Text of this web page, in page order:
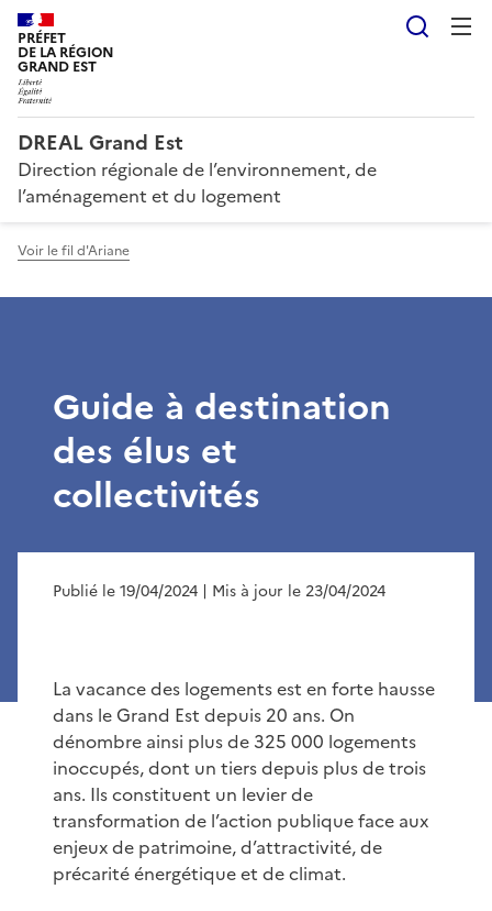
PRÉFET
DE LA RÉGION
GRAND EST
DREAL Grand Est
Direction régionale de l’environnement, de
l’aménagement et du logement
Voir le fil d'Ariane
Guide à destination
des élus et
collectivités
Publié le 19/04/2024 | Mis à jour le 23/04/2024
La vacance des logements est en forte hausse
dans le Grand Est depuis 20 ans. On
dénombre ainsi plus de 325 000 logements
inoccupés, dont un tiers depuis plus de trois
ans. Ils constituent un levier de
transformation de l’action publique face aux
enjeux de patrimoine, d’attractivité, de
précarité énergétique et de climat.